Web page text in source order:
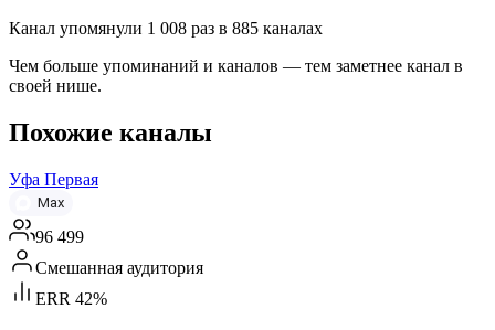
Канал упомянули 1 008 раз в 885 каналах
Чем больше упоминаний и каналов — тем заметнее канал в
своей нише.
Похожие каналы
Уфа Первая
Max
96 499
Смешанная аудитория
ERR 42%